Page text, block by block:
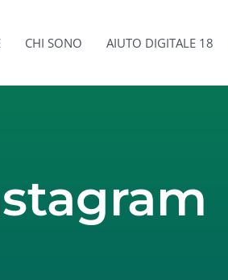
CHI SONO AIUTO DIGITALE 18